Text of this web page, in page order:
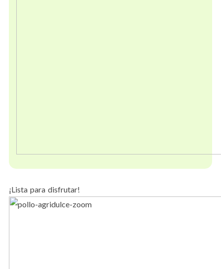
¡Lista para disfrutar!